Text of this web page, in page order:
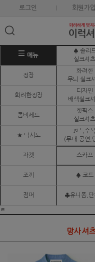
로그인 회원가입
메뉴
♠ 솔리
실크셔츠
정장
화려한
무늬 실크
화려한정장
디자인
배색실크
콤비세트
핫픽스
실크셔츠
★ 턱시도
♬ 특수복
(무대.공연,
자켓 스카프
조끼 ♠ 코트
점퍼 ♣유니폼,단
ㅌ
망사셔